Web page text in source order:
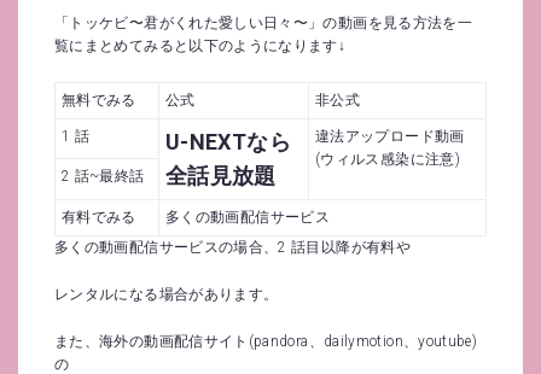
「トッケビ〜君がくれた愛しい日々〜」の動画を見る方法を一
覧にまとめてみると以下のようになります↓
無料でみる 公式 非公式
1 話
U-NEXTなら
全話見放題
違法アップロード動画
(ウィルス感染に注意)
2 話~最終話
有料でみる
多くの動画配信サービス
多くの動画配信サービスの場合、2 話目以降が有料や
レンタルになる場合があります。
また、海外の動画配信サイト(pandora、dailymotion、youtube)
の